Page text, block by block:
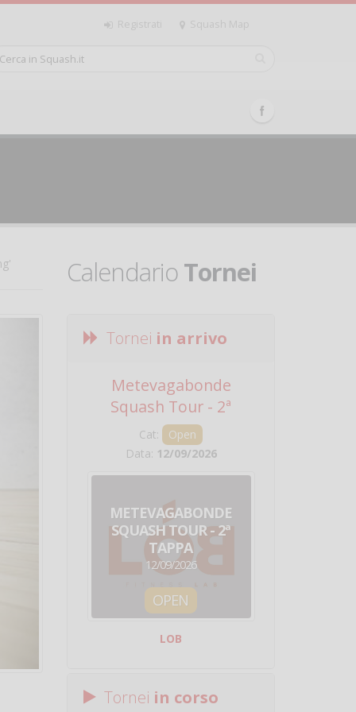
Registrati Squash Map
CalendarioTornei
Tornei in arrivo
Metevagabonde
Squash Tour - 2ª
Tappa
Cat:
Open
Data: 12/09/2026
METEVAGABONDE
SQUASH TOUR - 2ª
TAPPA
12/09/2026
OPEN
LOB
Tornei in corso